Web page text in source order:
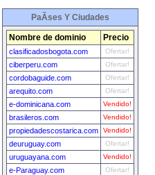
PaÃ­ses Y Ciudades
Nombre de dominio Precio
clasificadosbogota.com Ofertar!
ciberperu.com Ofertar!
cordobaguide.com Ofertar!
arequito.com Ofertar!
e-dominicana.com Vendido!
brasileros.com Vendido!
propiedadescostarica.com Vendido!
deuruguay.com Ofertar!
uruguayana.com Vendido!
e-Paraguay.com Ofertar!